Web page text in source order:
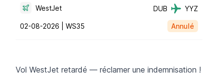
WestJet DUB YYZ
02-08-2026 | WS35 Annulé
Vol WestJet retardé — réclamer une indemnisation !